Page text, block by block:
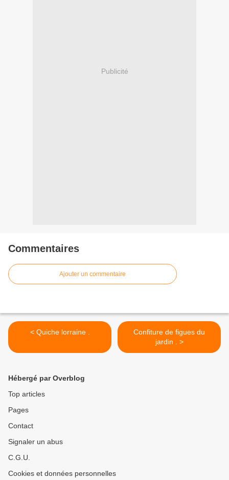
Publicité
Commentaires
Ajouter un commentaire
< Quiche lorraine .
Confiture de figues du
jardin . >
Hébergé par Overblog
Top articles
Pages
Contact
Signaler un abus
C.G.U.
Cookies et données personnelles